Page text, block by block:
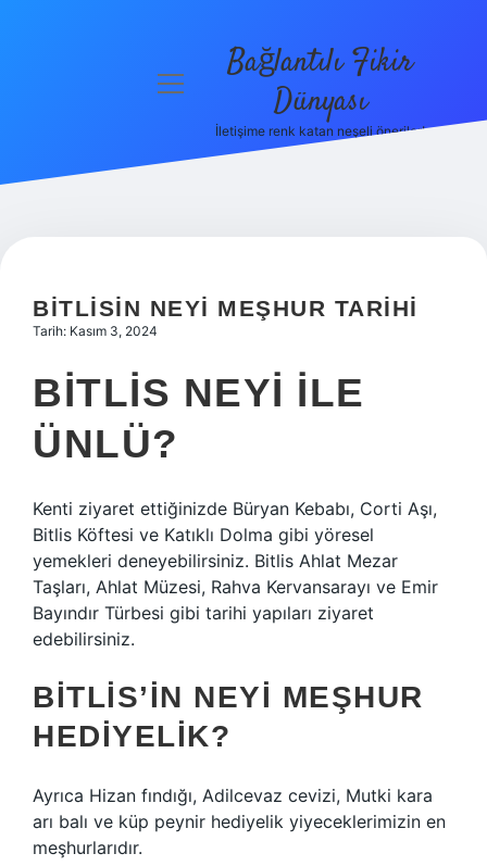
Hakkımızda
menüyü
Bağlantılı Fikir
Dünyası
İletişime renk katan neşeli öneriler!
BITLISIN NEYI MEŞHUR TARIHI
Tarih: Kasım 3, 2024
BITLIS NEYI ILE
ÜNLÜ?
Kenti ziyaret ettiğinizde Büryan Kebabı, Corti Aşı,
Bitlis Köftesi ve Katıklı Dolma gibi yöresel
yemekleri deneyebilirsiniz. Bitlis Ahlat Mezar
Taşları, Ahlat Müzesi, Rahva Kervansarayı ve Emir
Bayındır Türbesi gibi tarihi yapıları ziyaret
edebilirsiniz.
BITLIS’IN NEYI MEŞHUR
HEDIYELIK?
Ayrıca Hizan fındığı, Adilcevaz cevizi, Mutki kara
arı balı ve küp peynir hediyelik yiyeceklerimizin en
meşhurlarıdır.